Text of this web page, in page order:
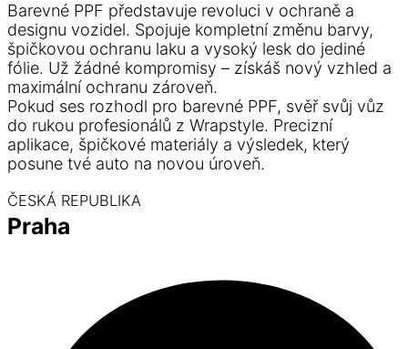
Barevné PPF představuje revoluci v ochraně a
designu vozidel. Spojuje kompletní změnu barvy,
špičkovou ochranu laku a vysoký lesk do jediné
fólie. Už žádné kompromisy – získáš nový vzhled a
maximální ochranu zároveň.
Pokud ses rozhodl pro barevné PPF, svěř svůj vůz
do rukou profesionálů z Wrapstyle. Precizní
aplikace, špičkové materiály a výsledek, který
posune tvé auto na novou úroveň.
ČESKÁ REPUBLIKA
Praha